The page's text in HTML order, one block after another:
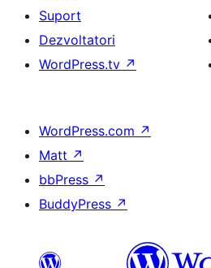
Suport
Dezvoltatori
WordPress.tv ↗
WordPress.com ↗
Matt ↗
bbPress ↗
BuddyPress ↗